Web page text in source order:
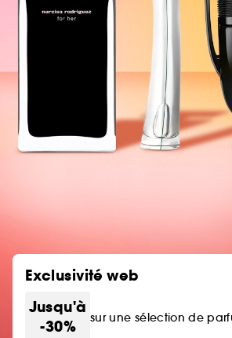
Exclusivité web
Jusqu'à
-30%
sur une sélection de